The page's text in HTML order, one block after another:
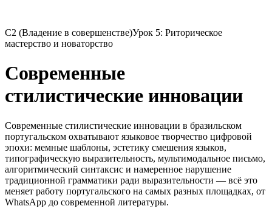
C2 (Владение в совершенстве)Урок 5: Риторическое
мастерство и новаторство
Современные
стилистические инновации
Современные стилистические инновации в бразильском
португальском охватывают языковое творчество цифровой
эпохи: мемные шаблоны, эстетику смешения языков,
типографическую выразительность, мультимодальное письмо,
алгоритмический синтаксис и намеренное нарушение
традиционной грамматики ради выразительности — всё это
меняет работу португальского на самых разных площадках, от
WhatsApp до современной литературы.